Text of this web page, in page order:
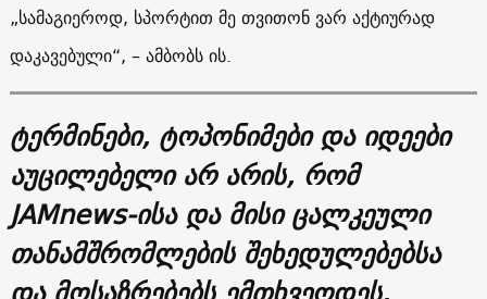
„სამაგიეროდ, სპორტით მე თვითონ ვარ აქტიურად
დაკავებული“, – ამბობს ის.
ტერმინები, ტოპონიმები და იდეები
აუცილებელი არ არის, რომ
JAMnews-ისა და მისი ცალკეული
თანამშრომლების შეხედულებებსა